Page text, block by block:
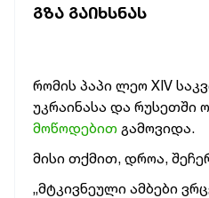
ᲒᲖᲐ ᲒᲐᲘᲮᲡᲜᲐᲡ
რომის პაპი ლეო XIV
უკრაინასა და რუსეთში
მოწოდებით გამოვიდა.
მისი თქმით, დროა,
„მტკივნეული ამბები